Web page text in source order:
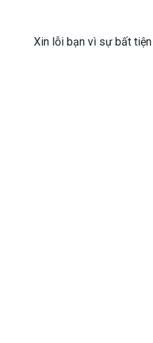
Xin lỗi bạn vì sự bất